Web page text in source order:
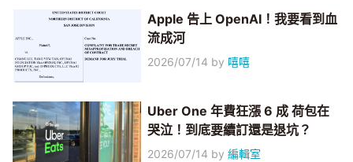
Apple 告上 OpenAI！我要看到血
流成河
2026/07/14 by 嘻嘻
Uber One 年費狂漲 6 成 荷包在
哭泣！到底要續訂還是退坑？
2026/07/14 by編輯室